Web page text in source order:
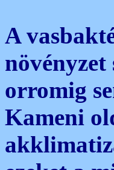
A
orromig
Kameni